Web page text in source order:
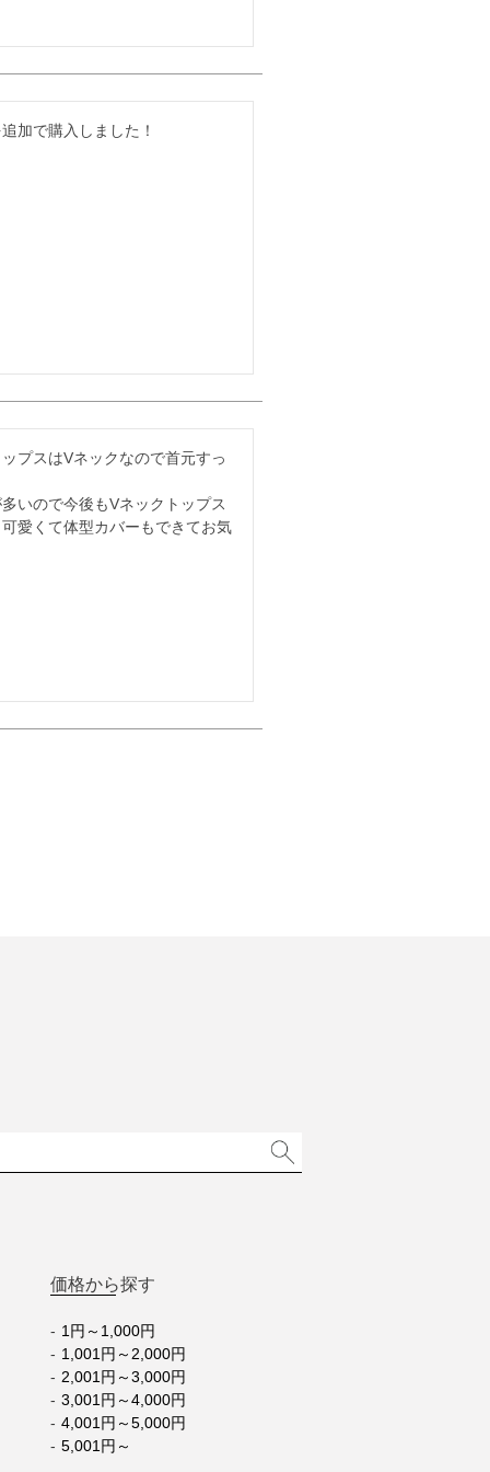
加で購入しました！
プスはVネックなので首元すっ
いので今後もVネックトップス
愛くて体型カバーもできてお気
価格から探す
1円～1,000円
1,001円～2,000円
2,001円～3,000円
3,001円～4,000円
4,001円～5,000円
5,001円～